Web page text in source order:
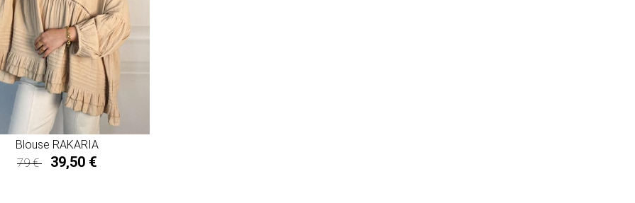
Blouse RAKARIA
79 €
39,50 €